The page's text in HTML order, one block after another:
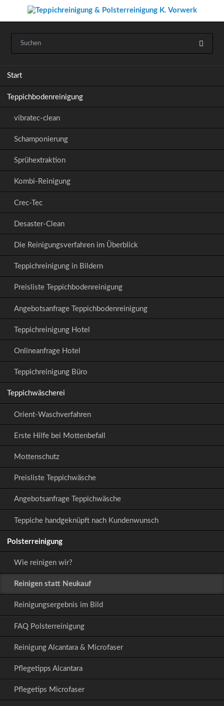
Start
Teppichbodenreinigung
vibratec-clean
Schamponierung
Sprühextraktion
Kombi-Reinigung
Crec-Tec
Desaster-Clean
Die Reinigungsverfahren im Überblick
Teppichreinigung in Bildern
Preisliste Teppichbodenreinigung
Angebotsanfrage Teppichbodenreinigung
Teppichreinigung Hotel
Onlineanfrage Hotel
Teppichreinigung Büro
Teppichwäscherei
Orient-Waschverfahren
Erste Hilfe bei Mottenbefall
Mottenschutz
Preisliste Teppichwäsche
Angebotsanfrage Teppichwäsche
Teppiche handgeknüpft nach Kundenwunsch
Polsterreinigung
Wie reinigen wir?
Reinigen statt Neukauf
Reinigungsergebnis im Bild
FAQ Polsterreinigung
Reinigung Alcantara & Microfaser
Pflegetipps Alcantara
Pflegetips Microfaser